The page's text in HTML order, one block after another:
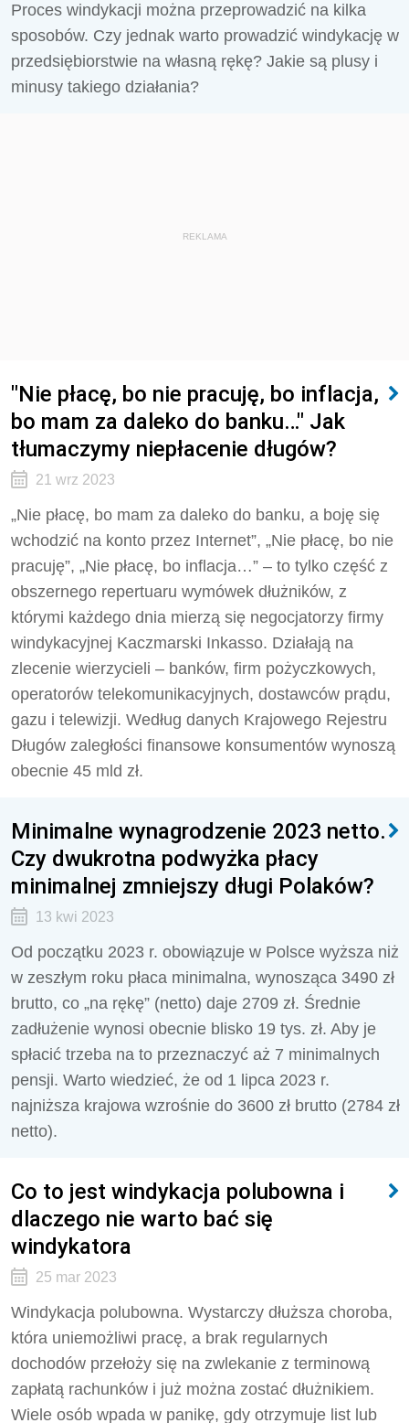
Proces windykacji można przeprowadzić na kilka
sposobów. Czy jednak warto prowadzić windykację w
przedsiębiorstwie na własną rękę? Jakie są plusy i
minusy takiego działania?
REKLAMA
"Nie płacę, bo nie pracuję, bo inflacja,
bo mam za daleko do banku…" Jak
tłumaczymy niepłacenie długów?
21 wrz 2023
„Nie płacę, bo mam za daleko do banku, a boję się
wchodzić na konto przez Internet”, „Nie płacę, bo nie
pracuję”, „Nie płacę, bo inflacja…” – to tylko część z
obszernego repertuaru wymówek dłużników, z
którymi każdego dnia mierzą się negocjatorzy firmy
windykacyjnej Kaczmarski Inkasso. Działają na
zlecenie wierzycieli – banków, firm pożyczkowych,
operatorów telekomunikacyjnych, dostawców prądu,
gazu i telewizji. Według danych Krajowego Rejestru
Długów zaległości finansowe konsumentów wynoszą
obecnie 45 mld zł.
Minimalne wynagrodzenie 2023 netto.
Czy dwukrotna podwyżka płacy
minimalnej zmniejszy długi Polaków?
13 kwi 2023
Od początku 2023 r. obowiązuje w Polsce wyższa niż
w zeszłym roku płaca minimalna, wynosząca 3490 zł
brutto, co „na rękę” (netto) daje 2709 zł. Średnie
zadłużenie wynosi obecnie blisko 19 tys. zł. Aby je
spłacić trzeba na to przeznaczyć aż 7 minimalnych
pensji. Warto wiedzieć, że od 1 lipca 2023 r.
najniższa krajowa wzrośnie do 3600 zł brutto (2784 zł
netto).
Co to jest windykacja polubowna i
dlaczego nie warto bać się
windykatora
25 mar 2023
Windykacja polubowna. Wystarczy dłuższa choroba,
która uniemożliwi pracę, a brak regularnych
dochodów przełoży się na zwlekanie z terminową
zapłatą rachunków i już można zostać dłużnikiem.
Wiele osób wpada w panikę, gdy otrzymuje list lub